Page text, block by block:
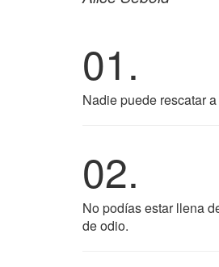
01.
Nadie puede rescatar
02.
No podías estar llena
de odio.